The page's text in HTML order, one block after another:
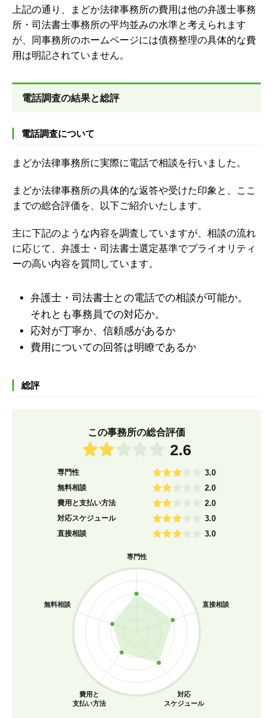
上記の通り、まどか法律事務所の費用は他の弁護士事務
所・司法書士事務所の平均並みの水準と考えられます
が、同事務所のホームページには債務整理の具体的な費
用は明記されていません。
電話調査の結果と総評
電話調査について
まどか法律事務所に実際に電話で相談を行いました。
まどか法律事務所の具体的な返答や受けた印象と、ここ
までの総合評価を、以下ご紹介いたします。
主に下記のような内容を調査していますが、 相談の流れ
に応じて、弁護士・司法書士選定基準でプライオリティ
ーの高い内容を質問しています。
弁護士・司法書士との電話での相談が可能か。
それとも事務員での対応か。
応対が丁寧か、信頼感があるか
費用についての回答は明瞭であるか
総評
この事務所の総合評価
2.6
専門性 3.0
無料相談 2.0
費用と支払い方法 2.0
対応スケジュール 3.0
直接相談 3.0
専門性
直接相談
対応
スケジュール
費用と
支払い方法
無料相談